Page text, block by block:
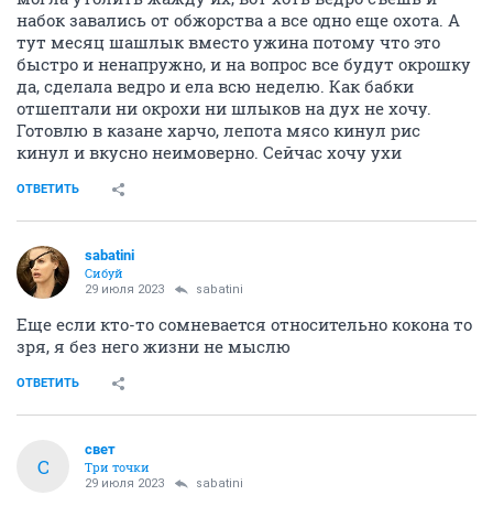
набок завались от обжорства а все одно еще охота. А
тут месяц шашлык вместо ужина потому что это
быстро и ненапружно, и на вопрос все будут окрошку
да, сделала ведро и ела всю неделю. Как бабки
отшептали ни окрохи ни шлыков на дух не хочу.
Готовлю в казане харчо, лепота мясо кинул рис
кинул и вкусно неимоверно. Сейчас хочу ухи
ОТВЕТИТЬ
sabatini
Сибуй
29 июля 2023 sabatini
Еще если кто-то сомневается относительно кокона то
зря, я без него жизни не мыслю
ОТВЕТИТЬ
С
свет
Три точки
29 июля 2023 sabatini